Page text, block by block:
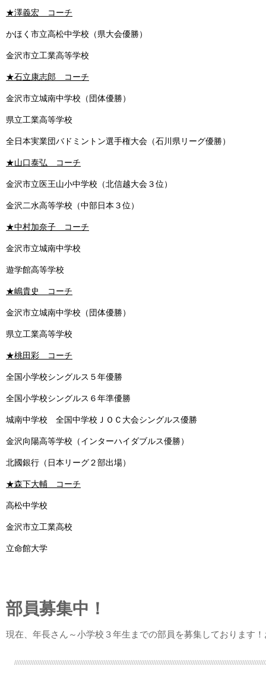
★澤義宏 コーチ
かほく市立高松中学校（県大会優勝）
金沢市立工業高等学校
★石立康志郎 コーチ
金沢市立城南中学校（団体優勝）
県立工業高等学校
全日本実業団バドミントン選手権大会（石川県リーグ優勝）
★山口泰弘 コーチ
金沢市立医王山小中学校（北信越大会３位）
金沢二水高等学校（中部日本３位）​
★中村加奈子 コーチ
金沢市立城南中学校
遊学館高等学校
★嶋貴史 コーチ
金沢市立城南中学校（団体優勝）
県立工業高等学校
★桃田彩 コーチ
全国小学校シングルス５年優勝
全国小学校シングルス６年準優勝
城南中学校 全国中学校ＪＯＣ大会シングルス優勝
金沢向陽高等学校（インターハイダブルス優勝）
北國銀行（日本リーグ２部出場）
★森下大輔​ コーチ
高松中学校
金沢市立工業高校
立命館大学
​部員募集中！
現在、年長さん～小学校３年生までの部員を募集しております